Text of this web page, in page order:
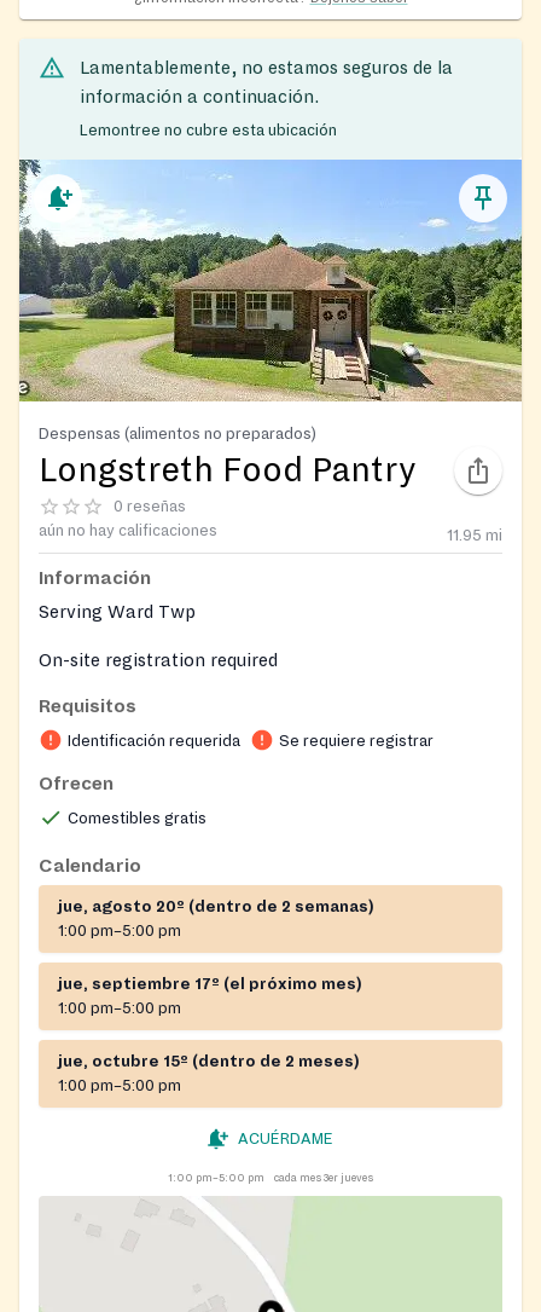
Lamentablemente, no estamos seguros de la
información a continuación.
Lemontree no cubre esta ubicación
Despensas (alimentos no preparados)
Longstreth Food Pantry
0 reseñas
aún no hay calificaciones
11.95 mi
Información
Serving Ward Twp
On-site registration required
Requisitos
Identificación requerida Se requiere registrar
Ofrecen
Comestibles gratis
Calendario
jue, agosto 20º (dentro de 2 semanas)
1:00 pm–5:00 pm
jue, septiembre 17º (el próximo mes)
1:00 pm–5:00 pm
jue, octubre 15º (dentro de 2 meses)
1:00 pm–5:00 pm
ACUÉRDAME
1:00 pm–5:00 pm cada mes 3er jueves